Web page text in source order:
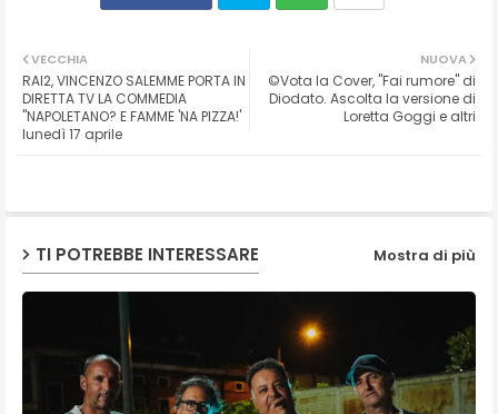
ter ats
NUOVA
©Vota la Cover, "Fai rumore" di
Diodato. Ascolta la versione di
Loretta Goggi e altri
VECCHIA
RAI2, VINCENZO SALEMME PORTA IN
DIRETTA TV LA COMMEDIA
''NAPOLETANO? E FAMME 'NA PIZZA!'
lunedì 17 aprile
TI POTREBBE INTERESSARE Mostra di più